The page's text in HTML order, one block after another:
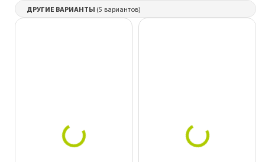
ДРУГИЕ ВАРИАНТЫ (5 вариантов)